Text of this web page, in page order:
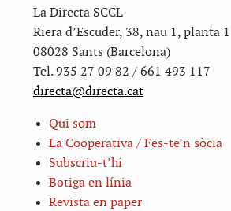
La Directa SCCL
Riera d’Escuder, 38, nau 1, planta 1
08028 Sants (Barcelona)
Tel. 935 27 09 82 / 661 493 117
directa@directa.cat
Qui som
La Cooperativa / Fes-te’n sòcia
Subscriu-t’hi
Botiga en línia
Revista en paper